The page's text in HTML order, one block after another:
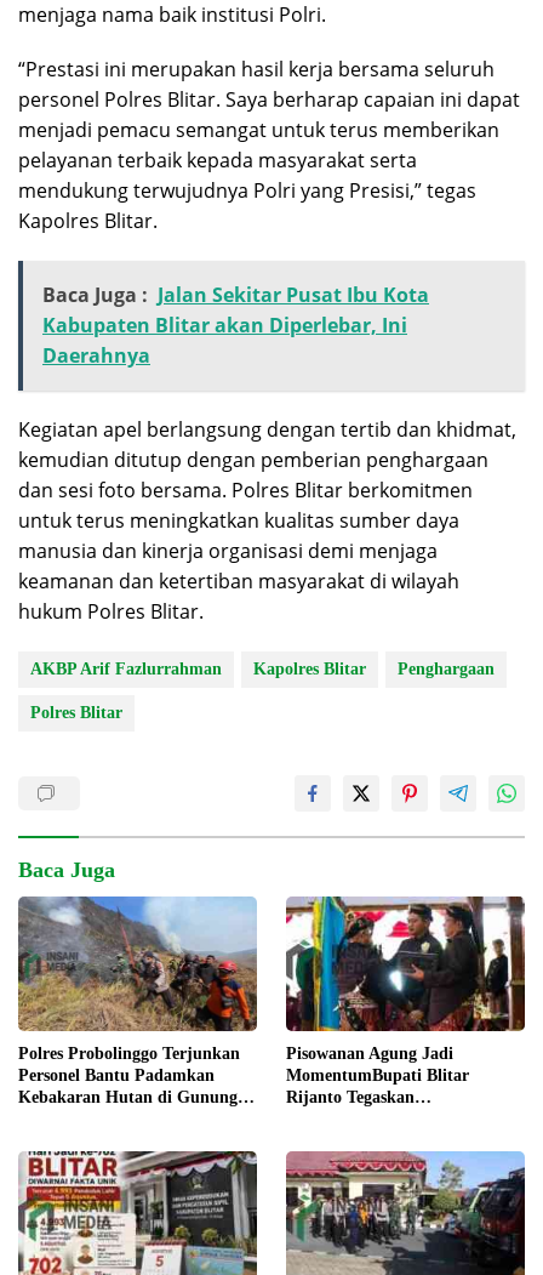
menjaga nama baik institusi Polri.
“Prestasi ini merupakan hasil kerja bersama seluruh
personel Polres Blitar. Saya berharap capaian ini dapat
menjadi pemacu semangat untuk terus memberikan
pelayanan terbaik kepada masyarakat serta
mendukung terwujudnya Polri yang Presisi,” tegas
Kapolres Blitar.
Baca Juga : Jalan Sekitar Pusat Ibu Kota
Kabupaten Blitar akan Diperlebar, Ini
Daerahnya
Kegiatan apel berlangsung dengan tertib dan khidmat,
kemudian ditutup dengan pemberian penghargaan
dan sesi foto bersama. Polres Blitar berkomitmen
untuk terus meningkatkan kualitas sumber daya
manusia dan kinerja organisasi demi menjaga
keamanan dan ketertiban masyarakat di wilayah
hukum Polres Blitar.
AKBP Arif Fazlurrahman Kapolres Blitar Penghargaan
Polres Blitar
Baca Juga
Polres Probolinggo Terjunkan
Personel Bantu Padamkan
Kebakaran Hutan di Gunung
Pisowanan Agung Jadi
MomentumBupati Blitar
Rijanto Tegaskan